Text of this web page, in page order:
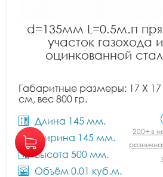
d=135мм L=0.5м.п
участок газохода
оцинкованной
Габаритные размеры: 17 X 17
см, вес 800 гр.
Длина 145 мм.
Ширина 145 мм.
Высота 500 мм.
Объём 0.01 куб.м.
200+ в